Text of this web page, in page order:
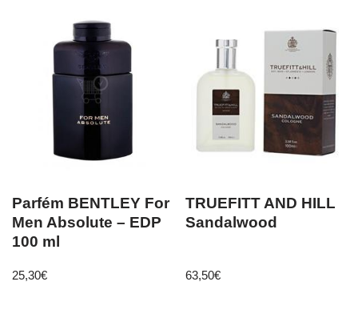
Parfém BENTLEY For
Men Absolute – EDP
100 ml
25,30€
TRUEFITT AND HILL
Sandalwood
63,50€